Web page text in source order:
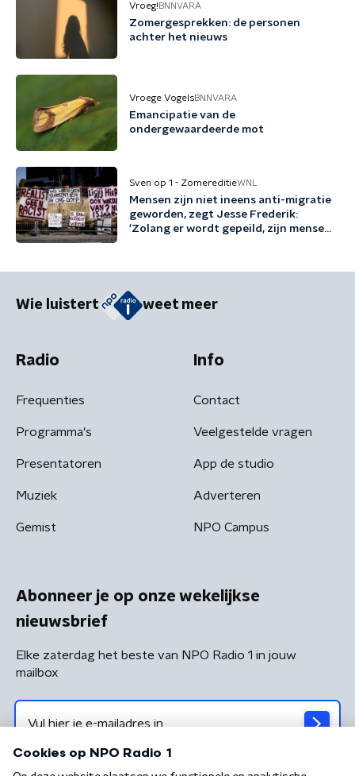
Vroeg! BNNVARA
Zomergesprekken: de personen
achter het nieuws
Vroege VogelsBNNVARA
Emancipatie van de
ondergewaardeerde mot
Sven op 1 - ZomereditieWNL
Mensen zijn niet ineens anti-migratie
geworden, zegt Jesse Frederik:
'Zolang er wordt gepeild, zijn mensen
Wie luistert weet meer
Radio
Frequenties
Programma's
Presentatoren
Muziek
Gemist
Info
Contact
Veelgestelde vragen
App de studio
Adverteren
NPO Campus
Abonneer je op onze wekelijkse
nieuwsbrief
Elke zaterdag het beste van NPO Radio 1 in jouw
mailbox